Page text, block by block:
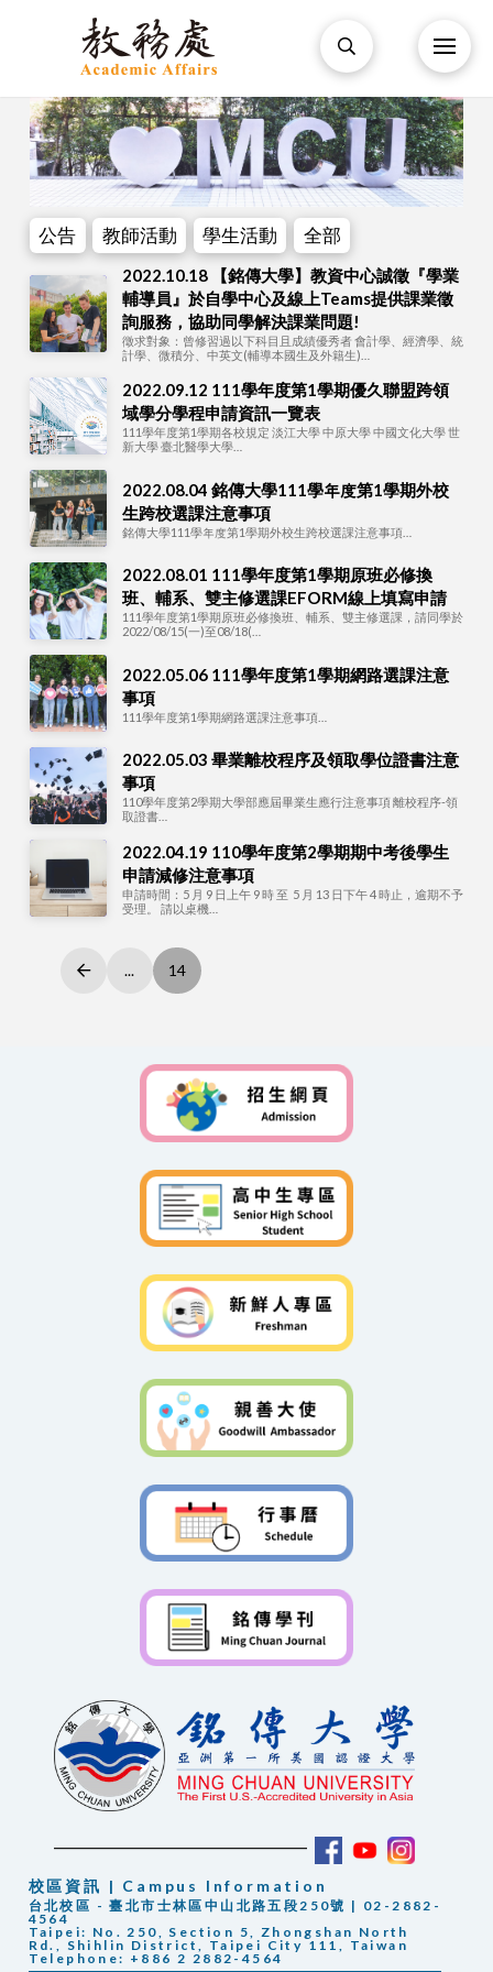
公告 教師活動 學生活動 全部
2022.10.18 【銘傳大學】教資中心誠徵『學業
輔導員』於自學中心及線上Teams提供課業徵
詢服務，協助同學解決課業問題!
徵求對象：曾修習過以下科目且成績優秀者 會計學、經濟學、統
計學、微積分、中英文(輔導本國生及外籍生)…
2022.09.12 111學年度第1學期優久聯盟跨領
域學分學程申請資訊一覽表
111學年度第1學期各校規定 淡江大學 中原大學 中國文化大學 世
新大學 臺北醫學大學…
2022.08.04 銘傳大學111學年度第1學期外校
生跨校選課注意事項
銘傳大學111學年度第1學期外校生跨校選課注意事項…
2022.08.01 111學年度第1學期原班必修換
班、輔系、雙主修選課EFORM線上填寫申請
111學年度第1學期原班必修換班、輔系、雙主修選課，請同學於
2022/08/15(一)至08/18(…
2022.05.06 111學年度第1學期網路選課注意
事項
111學年度第1學期網路選課注意事項…
2022.05.03 畢業離校程序及領取學位證書注意
事項
110學年度第2學期大學部應屆畢業生應行注意事項 離校程序-領
取證書…
2022.04.19 110學年度第2學期期中考後學生
申請減修注意事項
申請時間：5 月 9 日上午 9 時 至 5 月 13 日下午 4 時止，逾期不予
受理。 請以桌機…
Prev ... 14
校區資訊 | Campus Information
台北校區 - 臺北市士林區中山北路五段250號 | 02-2882-
4564
Taipei: No. 250, Section 5, Zhongshan North
Rd., Shihlin District, Taipei City 111, Taiwan
Telephone: +886 2 2882-4564